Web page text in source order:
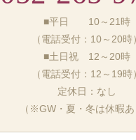
■平日 10～21時
（電話受付：10～20時）
■土日祝 12～20時
（電話受付：12～19時）
定休日：なし
（※GW・夏・冬は休暇あ